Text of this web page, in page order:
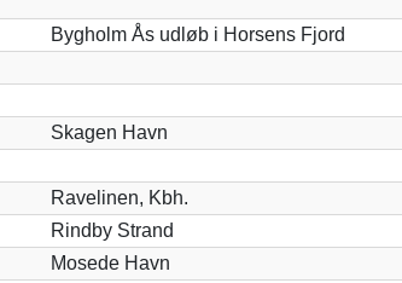
Bygholm Ås udløb i Horsens Fjord
Skagen Havn
Ravelinen, Kbh.
Rindby Strand
Mosede Havn